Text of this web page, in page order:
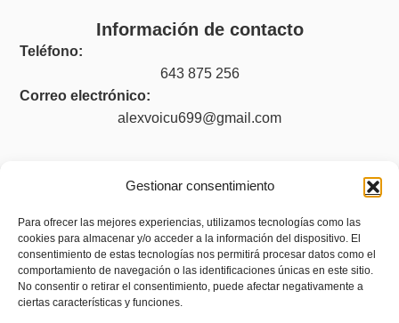
Gestionar consentimiento
Para ofrecer las mejores experiencias, utilizamos tecnologías como las
cookies para almacenar y/o acceder a la información del dispositivo. El
consentimiento de estas tecnologías nos permitirá procesar datos como el
comportamiento de navegación o las identificaciones únicas en este sitio.
No consentir o retirar el consentimiento, puede afectar negativamente a
ciertas características y funciones.
Información de contacto
Teléfono:
643 875 256
Correo electrónico:
alexvoicu699@gmail.com
Aviso legal
Política de privacidad
Política de cookies (UE)